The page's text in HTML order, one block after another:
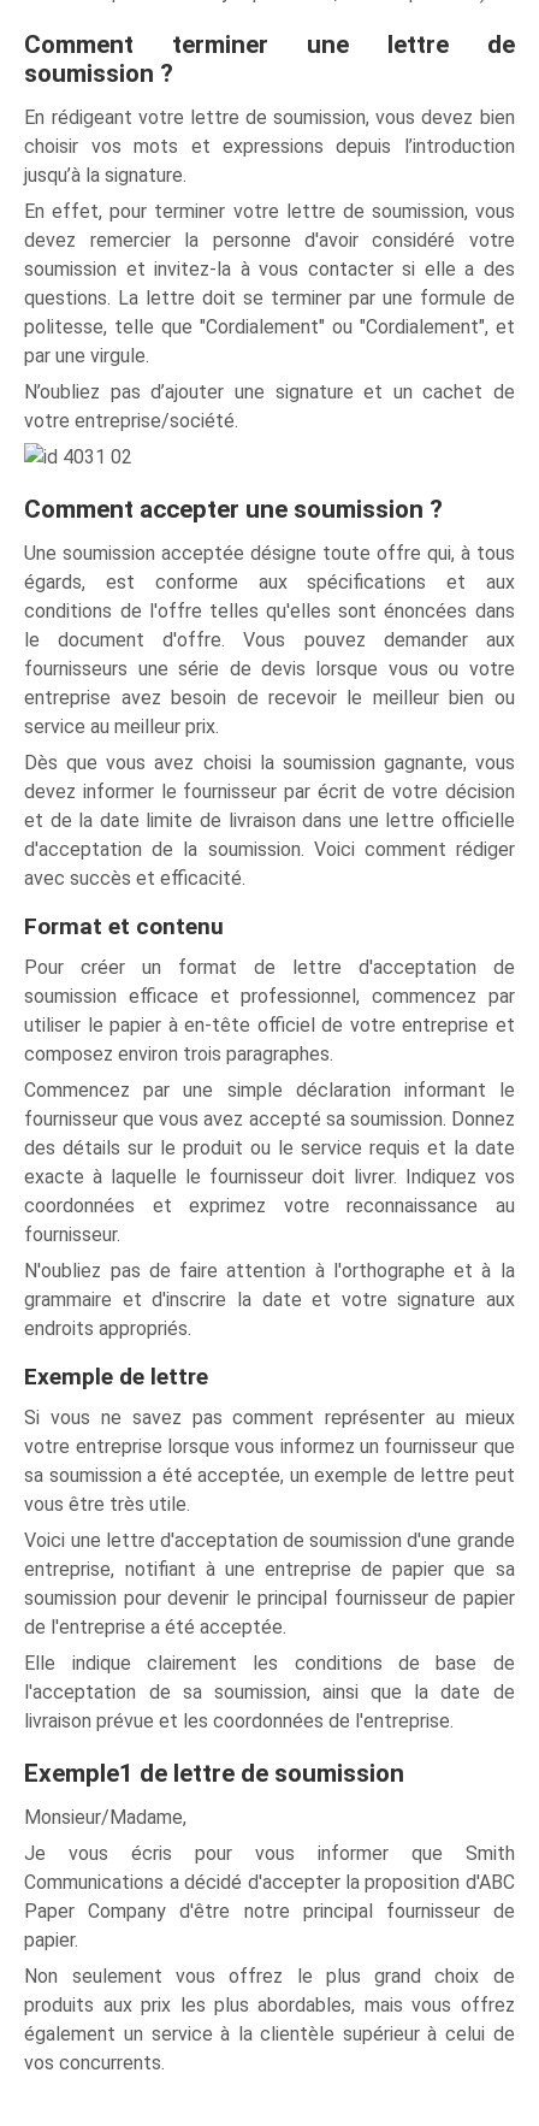
Comment terminer une lettre de
soumission ?
En rédigeant votre lettre de soumission, vous devez bien
choisir vos mots et expressions depuis l’introduction
jusqu’à la signature.
En effet, pour terminer votre lettre de soumission, vous
devez remercier la personne d'avoir considéré votre
soumission et invitez-la à vous contacter si elle a des
questions. La lettre doit se terminer par une formule de
politesse, telle que "Cordialement" ou "Cordialement", et
par une virgule.
N’oubliez pas d’ajouter une signature et un cachet de
votre entreprise/société.
Comment accepter une soumission ?
Une soumission acceptée désigne toute offre qui, à tous
égards, est conforme aux spécifications et aux
conditions de l'offre telles qu'elles sont énoncées dans
le document d'offre. Vous pouvez demander aux
fournisseurs une série de devis lorsque vous ou votre
entreprise avez besoin de recevoir le meilleur bien ou
service au meilleur prix.
Dès que vous avez choisi la soumission gagnante, vous
devez informer le fournisseur par écrit de votre décision
et de la date limite de livraison dans une lettre officielle
d'acceptation de la soumission. Voici comment rédiger
avec succès et efficacité.
Format et contenu
Pour créer un format de lettre d'acceptation de
soumission efficace et professionnel, commencez par
utiliser le papier à en-tête officiel de votre entreprise et
composez environ trois paragraphes.
Commencez par une simple déclaration informant le
fournisseur que vous avez accepté sa soumission. Donnez
des détails sur le produit ou le service requis et la date
exacte à laquelle le fournisseur doit livrer. Indiquez vos
coordonnées et exprimez votre reconnaissance au
fournisseur.
N'oubliez pas de faire attention à l'orthographe et à la
grammaire et d'inscrire la date et votre signature aux
endroits appropriés.
Exemple de lettre
Si vous ne savez pas comment représenter au mieux
votre entreprise lorsque vous informez un fournisseur que
sa soumission a été acceptée, un exemple de lettre peut
vous être très utile.
Voici une lettre d'acceptation de soumission d'une grande
entreprise, notifiant à une entreprise de papier que sa
soumission pour devenir le principal fournisseur de papier
de l'entreprise a été acceptée.
Elle indique clairement les conditions de base de
l'acceptation de sa soumission, ainsi que la date de
livraison prévue et les coordonnées de l'entreprise.
Exemple1 de lettre de soumission
Monsieur/Madame,
Je vous écris pour vous informer que Smith
Communications a décidé d'accepter la proposition d'ABC
Paper Company d'être notre principal fournisseur de
papier.
Non seulement vous offrez le plus grand choix de
produits aux prix les plus abordables, mais vous offrez
également un service à la clientèle supérieur à celui de
vos concurrents.